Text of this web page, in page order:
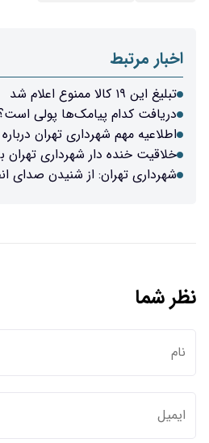
اخبار مرتبط
تبلیغ این ۱۹ کالا ممنوع‌ اعلام شد
دریافت کدام پیامک‌ها پولی
اطلاعیه مهم شهرداری تهران
خلاقیت خنده دار شهرداری تهران
شهرداری تهران: از شنیدن صدای
نظر شما